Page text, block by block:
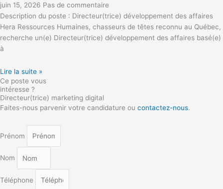
juin 15, 2026 Pas de commentaire
Description du poste : Directeur(trice) développement des affaires
Hera Ressources Humaines, chasseurs de têtes reconnu au Québec,
recherche un(e) Directeur(trice) développement des affaires basé(e)
à
Lire la suite »
Ce poste vous
intéresse ?
Directeur(trice) marketing digital
Faites-nous parvenir votre candidature ou contactez-nous.
Prénom
Nom
Téléphone